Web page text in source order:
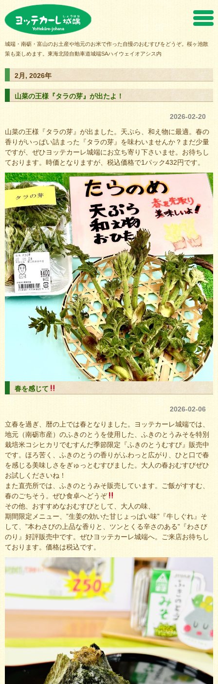
城端・南砺・富山のお土産や地元のお米で作った自慢のおむすびをどうぞ。桜ヶ池散
策も楽しめます。東海北陸自動車道城端SAハイウェイオアシス内
2月, 2026年
山菜の王様『タラの芽』が出たよ！
2026-02-20
山菜の王様『タラの芽』が出ました。天ぷら、和え物に最適。春の
香りがいっぱい詰まった『タラの芽』を味わいませんか？まだ少量
ですが、ぜひヨッテカーレ城端にお立ち寄り下さいませ。お待ちし
ております。時価となりますが、税込価格で1パック432円です。
春を感じて
2026-02-06
立春を過ぎ、暦の上では春となりました。ヨッテカーレ城端では、
地元（南砺市産）のふきのとうを使用した、ふきのとうみそを特別
栽培米コシヒカリでむすんだ季節限定『ふきのとうむすび』販売中
です。ほろ苦く、ふきのとうの香りがふわっと広がり、ひと口で春
を感じる美味しさをぎゅっとむすびました。大人の春おむすびぜひ
お試しくださいね！
また直売所では、ふきのとうみそ販売しています。ご飯がすすむ、
春のごちそう。ぜひ食卓へどうぞ
その他、おすすめなおむすびとして、大人の味、
期間限定メニュー、”生姜の効いた甘じょっぱい味”『牛しぐれ』そ
して、”本わさびの上品な香りと、ツンとくる辛さのある”『わさび
のり』好評販売中です。ぜひヨッテカーレ城端へ。ご来店お待ちし
ております。価格は税込です。